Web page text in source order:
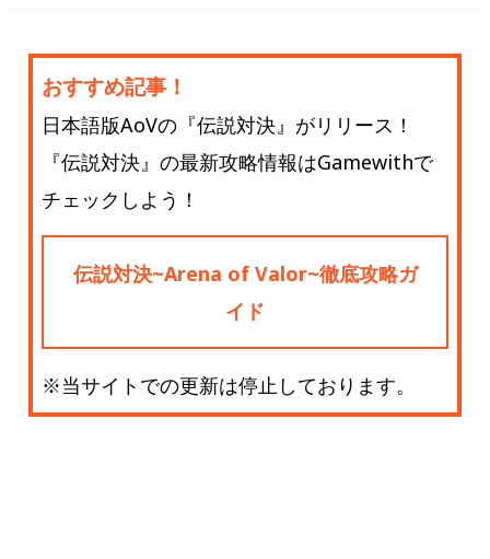
おすすめ記事！
日本語版AoVの『伝説対決』がリリース！
『伝説対決』の最新攻略情報はGamewithで
チェックしよう！
伝説対決~Arena of Valor~徹底攻略ガ
イド
※当サイトでの更新は停止しております。